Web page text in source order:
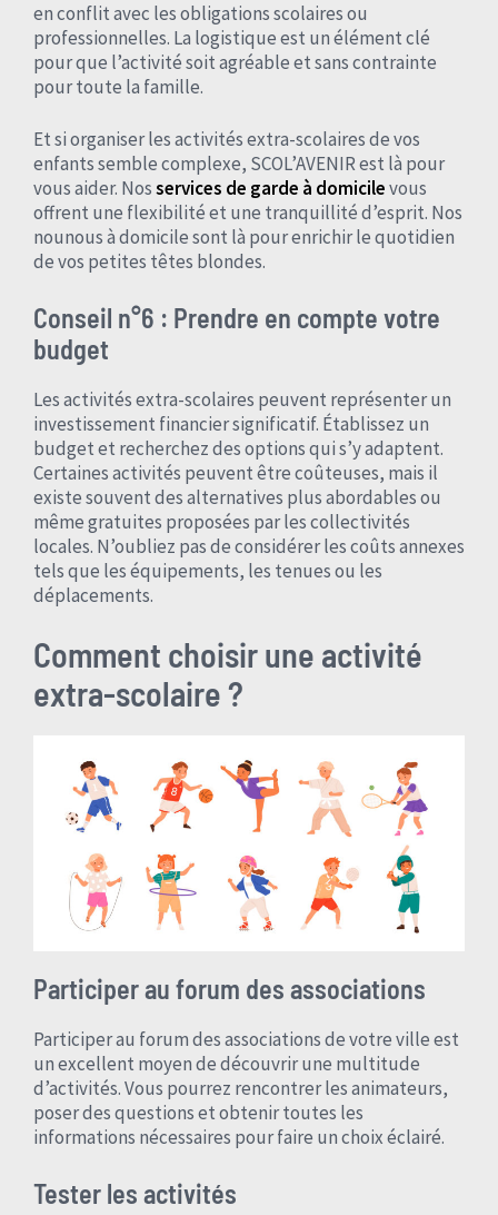
en conflit avec les obligations scolaires ou
professionnelles. La logistique est un élément clé
pour que l’activité soit agréable et sans contrainte
pour toute la famille.
Et si organiser les activités extra-scolaires de vos
enfants semble complexe, SCOL’AVENIR est là pour
vous aider. Nosservices de garde à domicilevous
offrent une flexibilité et une tranquillité d’esprit. Nos
nounous à domicile sont là pour enrichir le quotidien
de vos petites têtes blondes.
Conseil n°6 : Prendre en compte votre
budget
Les activités extra-scolaires peuvent représenter un
investissement financier significatif. Établissez un
budget et recherchez des options qui s’y adaptent.
Certaines activités peuvent être coûteuses, mais il
existe souvent des alternatives plus abordables ou
même gratuites proposées par les collectivités
locales. N’oubliez pas de considérer les coûts annexes
tels que les équipements, les tenues ou les
déplacements.
Comment choisir une activité
extra-scolaire ?
Participer au forum des associations
Participer au forum des associations de votre ville est
un excellent moyen de découvrir une multitude
d’activités. Vous pourrez rencontrer les animateurs,
poser des questions et obtenir toutes les
informations nécessaires pour faire un choix éclairé.
Tester les activités